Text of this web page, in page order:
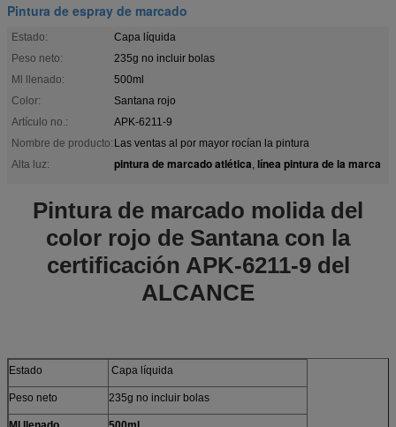
Pintura de espray de marcado
Estado:
Capa líquida
Peso neto:
235g no incluir bolas
Ml llenado:
500ml
Color:
Santana rojo
Artículo no.:
APK-6211-9
Nombre de producto: Las ventas al por mayor rocían la pintura
Alta luz:
pintura de marcado atlética, línea pintura de la marca
Pintura de marcado molida del
color rojo de Santana con la
certificación APK-6211-9 del
ALCANCE
Estado Capa líquida
Peso neto 235g no incluir bolas